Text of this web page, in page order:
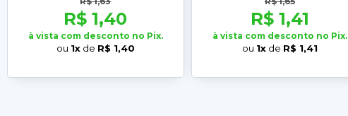
R$ 1,40
à vista com desconto no Pix.
ou 1xde R$ 1,40
R$ 1,41
à vista com desconto no Pix.
ou 1xde R$ 1,41